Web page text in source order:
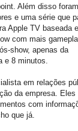
Além disso foram
e uma série que
Apple TV baseada
com mais
show, apenas da
e 8 minutos.
em relações
da empresa. Eles
com
que já.